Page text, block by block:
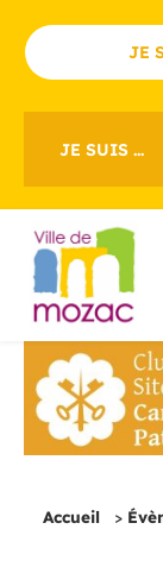
JE
JE SUIS ...
Accueil >